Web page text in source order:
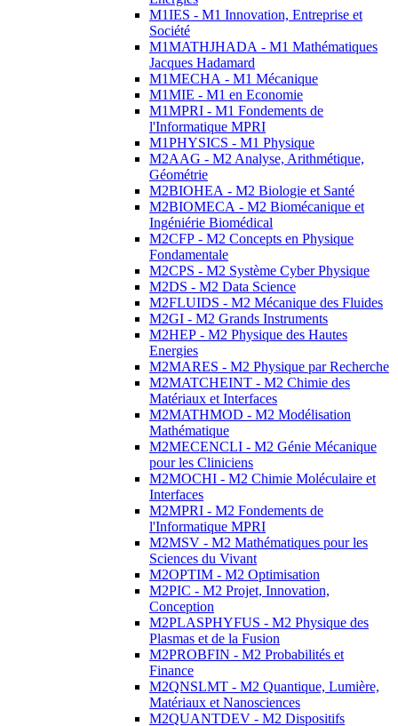
M1IES - M1 Innovation, Entreprise et
Société
M1MATHJHADA - M1 Mathématiques
Jacques Hadamard
M1MECHA - M1 Mécanique
M1MIE - M1 en Economie
M1MPRI - M1 Fondements de
l'Informatique MPRI
M1PHYSICS - M1 Physique
M2AAG - M2 Analyse, Arithmétique,
Géométrie
M2BIOHEA - M2 Biologie et Santé
M2BIOMECA - M2 Biomécanique et
Ingéniérie Biomédical
M2CFP - M2 Concepts en Physique
Fondamentale
M2CPS - M2 Système Cyber Physique
M2DS - M2 Data Science
M2FLUIDS - M2 Mécanique des Fluides
M2GI - M2 Grands Instruments
M2HEP - M2 Physique des Hautes
Energies
M2MARES - M2 Physique par Recherche
M2MATCHEINT - M2 Chimie des
Matériaux et Interfaces
M2MATHMOD - M2 Modélisation
Mathématique
M2MECENCLI - M2 Génie Mécanique
pour les Cliniciens
M2MOCHI - M2 Chimie Moléculaire et
Interfaces
M2MPRI - M2 Fondements de
l'Informatique MPRI
M2MSV - M2 Mathématiques pour les
Sciences du Vivant
M2OPTIM - M2 Optimisation
M2PIC - M2 Projet, Innovation,
Conception
M2PLASPHYFUS - M2 Physique des
Plasmas et de la Fusion
M2PROBFIN - M2 Probabilités et
Finance
M2QNSLMT - M2 Quantique, Lumière,
Matériaux et Nanosciences
M2QUANTDEV - M2 Dispositifs